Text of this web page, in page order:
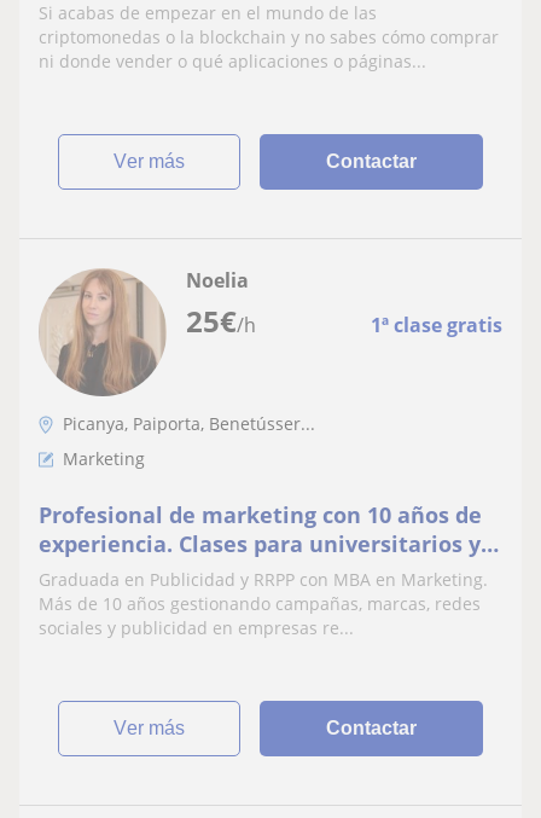
Si acabas de empezar en el mundo de las
criptomonedas o la blockchain y no sabes cómo comprar
ni donde vender o qué aplicaciones o páginas...
ver más Contactar
25€/h 1ª clase gratis
Noelia
Picanya, Paiporta, Benetússer...
Marketing
Profesional de marketing con 10 años de
experiencia. Clases para universitarios y
ayuda práctica a emprendedores
Graduada en Publicidad y RRPP con MBA en Marketing.
Más de 10 años gestionando campañas, marcas, redes
sociales y publicidad en empresas re...
ver más Contactar